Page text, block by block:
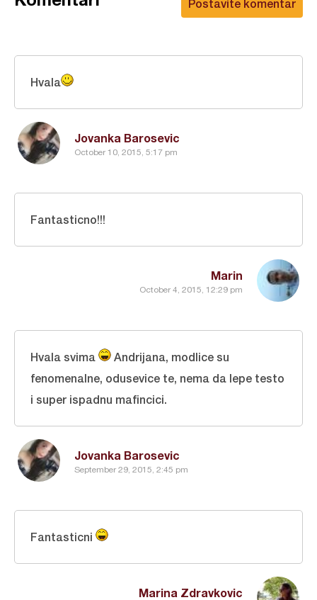
Postavite komentar
Jovanka Barosevic
October 10, 2015, 5:17 pm
Hvala
Marin
October 4, 2015, 12:29 pm
Fantasticno!!!
Jovanka Barosevic
September 29, 2015, 2:45 pm
Hvala svima
Andrijana, modlice su
fenomenalne, odusevice te, nema da lepe testo
i super ispadnu mafincici.
Marina Zdravkovic
Fantasticni